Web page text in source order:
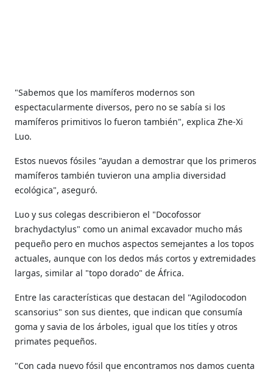
"Sabemos que los mamíferos modernos son
espectacularmente diversos, pero no se sabía si los
mamíferos primitivos lo fueron también", explica Zhe-Xi
Luo.
Estos nuevos fósiles "ayudan a demostrar que los primeros
mamíferos también tuvieron una amplia diversidad
ecológica", aseguró.
Luo y sus colegas describieron el "Docofossor
brachydactylus" como un animal excavador mucho más
pequeño pero en muchos aspectos semejantes a los topos
actuales, aunque con los dedos más cortos y extremidades
largas, similar al "topo dorado" de África.
Entre las características que destacan del "Agilodocodon
scansorius" son sus dientes, que indican que consumía
goma y savia de los árboles, igual que los titíes y otros
primates pequeños.
"Con cada nuevo fósil que encontramos nos damos cuenta